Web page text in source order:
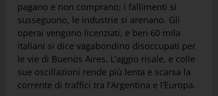
pagano e non comprano; i fallimenti si
susseguono, le industrie si arenano. Gli
operai vengono licenziati, e ben 60 mila
italiani si dice vagabondino disoccupati per
le vie di Buenos Aires. L’aggio risale, e colle
sue oscillazioni rende più lenta e scarsa la
corrente di traffici tra l’Argentina e l’Europa.